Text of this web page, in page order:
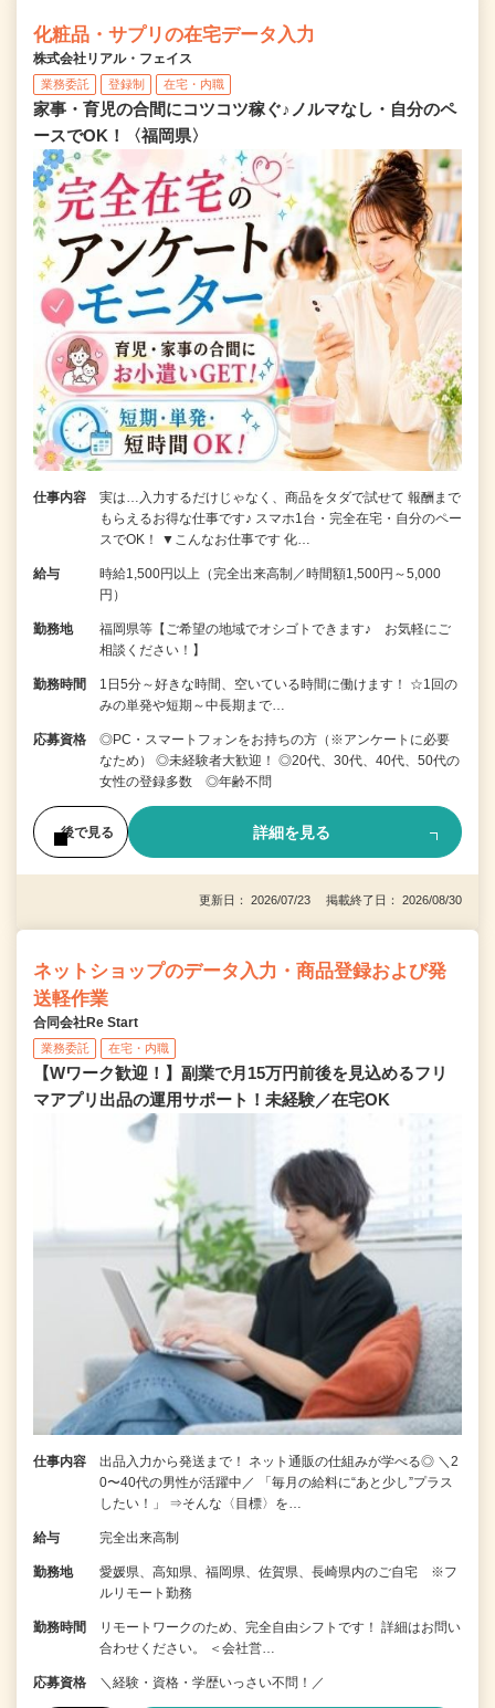
化粧品・サプリの在宅データ入力
株式会社リアル・フェイス
業務委託 登録制 在宅・内職
家事・育児の合間にコツコツ稼ぐ♪ノルマなし・自分のペ
ースでOK！〈福岡県〉
仕事内容
実は…入力するだけじゃなく、商品をタダで試せて 報酬まで
もらえるお得な仕事です♪ スマホ1台・完全在宅・自分のペー
スでOK！ ▼こんなお仕事です 化…
給与
時給1,500円以上（完全出来高制／時間額1,500円～5,000
円）
勤務地
福岡県等【ご希望の地域でオシゴトできます♪ お気軽にご
相談ください！】
勤務時間
1日5分～好きな時間、空いている時間に働けます！ ☆1回の
みの単発や短期～中長期まで…
応募資格
◎PC・スマートフォンをお持ちの方（※アンケートに必要
なため） ◎未経験者大歓迎！ ◎20代、30代、40代、50代の
女性の登録多数 ◎年齢不問
後で見る 詳細を見る
更新日： 2026/07/23 掲載終了日： 2026/08/30
ネットショップのデータ入力・商品登録および発
送軽作業
合同会社Re Start
業務委託 在宅・内職
【Wワーク歓迎！】副業で月15万円前後を見込めるフリ
マアプリ出品の運用サポート！未経験／在宅OK
仕事内容
出品入力から発送まで！ ネット通販の仕組みが学べる◎ ＼2
0〜40代の男性が活躍中／ 「毎月の給料に“あと少し”プラス
したい！」 ⇒そんな〈目標〉を…
給与 完全出来高制
勤務地
愛媛県、高知県、福岡県、佐賀県、長崎県内のご自宅 ※フ
ルリモート勤務
勤務時間
リモートワークのため、完全自由シフトです！ 詳細はお問い
合わせください。 ＜会社営…
応募資格 ＼経験・資格・学歴いっさい不問！／